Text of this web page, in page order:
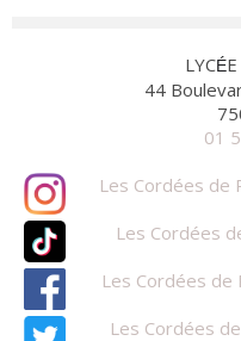
LYCÉ
44
01
Les Cordées de
Les Cordées
Les Cordées de
Les Cordées